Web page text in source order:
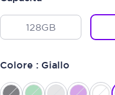
128GB
Colore : Giallo